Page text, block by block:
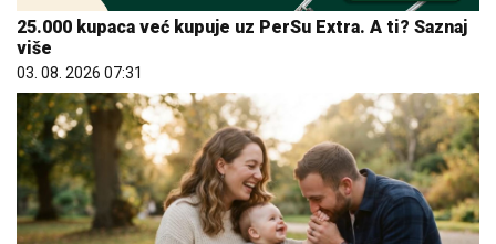
25.000 kupaca već kupuje uz PerSu Extra. A ti? Saznaj
više
03. 08. 2026 07:31